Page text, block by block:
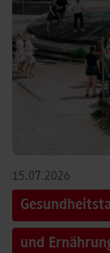
15.07.2026
und